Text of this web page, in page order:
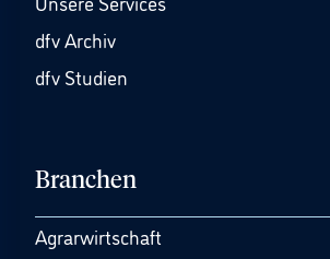
dfv Archiv
dfv Studien
Branchen
Agrarwirtschaft